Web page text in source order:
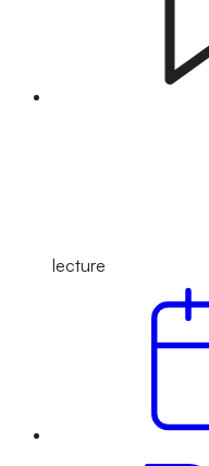
lecture